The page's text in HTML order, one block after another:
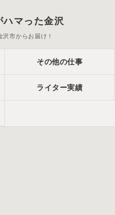
ハマった金沢
市からお届け！
その他の仕事
ライター実績